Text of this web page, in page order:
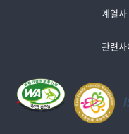
계열사
관련사